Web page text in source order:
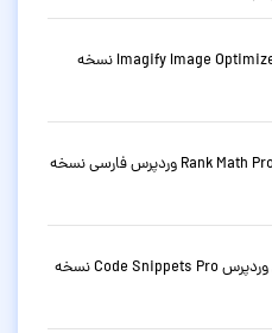
افزونه بهینه سازی تصاویر وردپرس Imagify Image Optimizer نسخه
دانلود افزونه سئو حرفه ای رنک مث Rank Math Pro وردپرس فارسی نسخه
افزونه حرفه‌ای مدیریت قطعه‌کدهای وردپرس Code Snippets Pro نسخه